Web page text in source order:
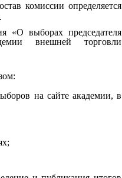
комиссии определяется
«О выборах председателя
внешней торговли
на сайте академии, в